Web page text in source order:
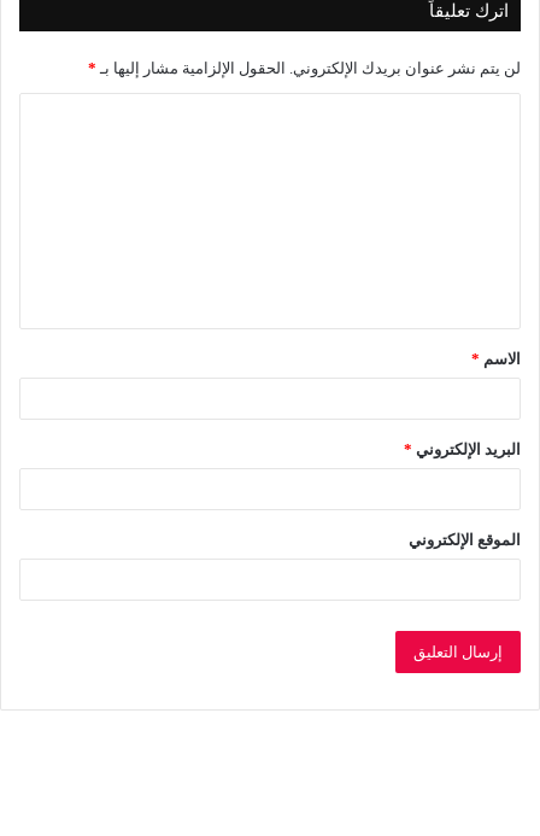
اترك تعليقاً
لن يتم نشر عنوان بريدك الإلكتروني. الحقول الإلزامية مشار إليها بـ *
ق
*الاسم *
البريد الإلكتروني *
الموقع الإلكتروني